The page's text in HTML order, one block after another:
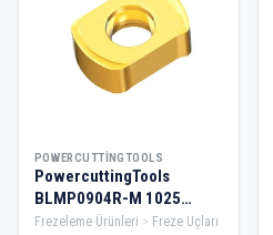
POWERCUTTINGTOOLS
PowercuttingTools
BLMP0904R-M 1025
Freze Elması ( 10 Adet )
Frezeleme Ürünleri Freze Uçları